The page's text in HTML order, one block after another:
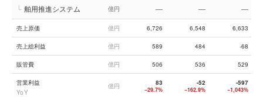
└ 舶用推進システム 億円 — — —
売上原価 億円 6,726 6,548 6,633
売上総利益 億円 589 484 -68
販管費 億円 506 536 529
営業利益
YoY
億円 83
−29.7%
-52
−162.9%
-597
−1,043%